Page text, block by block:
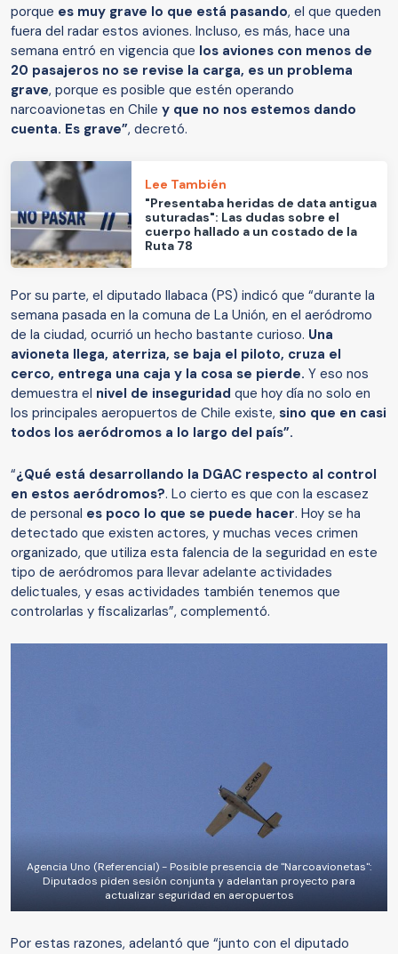
porque es muy grave lo que está pasando, el que queden
fuera del radar estos aviones. Incluso, es más, hace una
semana entró en vigencia que los aviones con menos de
20 pasajeros no se revise la carga, es un problema
grave, porque es posible que estén operando
narcoavionetas en Chile y que no nos estemos dando
cuenta. Es grave”, decretó.
Lee También
"Presentaba heridas de data antigua
suturadas": Las dudas sobre el
cuerpo hallado a un costado de la
Ruta 78
Por su parte, el diputado Ilabaca (PS) indicó que “durante la
semana pasada en la comuna de La Unión, en el aeródromo
de la ciudad, ocurrió un hecho bastante curioso. Una
avioneta llega, aterriza, se baja el piloto, cruza el
cerco, entrega una caja y la cosa se pierde. Y eso nos
demuestra el nivel de inseguridad que hoy día no solo en
los principales aeropuertos de Chile existe, sino que en casi
todos los aeródromos a lo largo del país”.
“¿Qué está desarrollando la DGAC respecto al control
en estos aeródromos?. Lo cierto es que con la escasez
de personal es poco lo que se puede hacer. Hoy se ha
detectado que existen actores, y muchas veces crimen
organizado, que utiliza esta falencia de la seguridad en este
tipo de aeródromos para llevar adelante actividades
delictuales, y esas actividades también tenemos que
controlarlas y fiscalizarlas”, complementó.
Agencia Uno (Referencial) - Posible presencia de "Narcoavionetas":
Diputados piden sesión conjunta y adelantan proyecto para
actualizar seguridad en aeropuertos
Por estas razones, adelantó que “junto con el diputado